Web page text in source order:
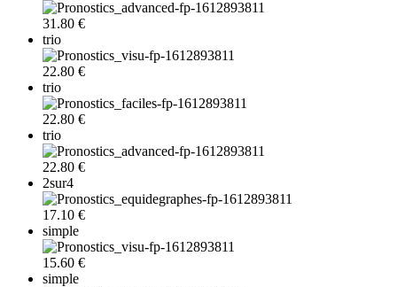
31.80 €
trio
22.80 €
trio
22.80 €
trio
22.80 €
2sur4
17.10 €
simple
15.60 €
simple